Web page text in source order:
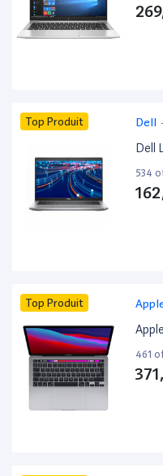
Top Produit Dell
Dell
534
Top Produit
461